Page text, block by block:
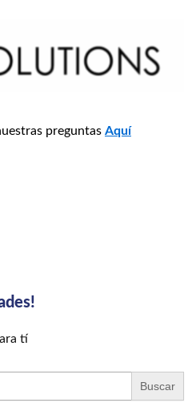
preguntas Aquí
tí